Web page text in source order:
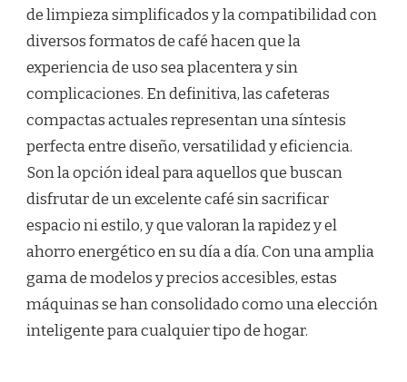
de limpieza simplificados y la compatibilidad con
diversos formatos de café hacen que la
experiencia de uso sea placentera y sin
complicaciones. En definitiva, las cafeteras
compactas actuales representan una síntesis
perfecta entre diseño, versatilidad y eficiencia.
Son la opción ideal para aquellos que buscan
disfrutar de un excelente café sin sacrificar
espacio ni estilo, y que valoran la rapidez y el
ahorro energético en su día a día. Con una amplia
gama de modelos y precios accesibles, estas
máquinas se han consolidado como una elección
inteligente para cualquier tipo de hogar.